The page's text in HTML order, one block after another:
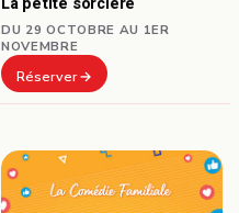
DU 29 OCTOBRE AU 1ER
NOVEMBRE
Réserver